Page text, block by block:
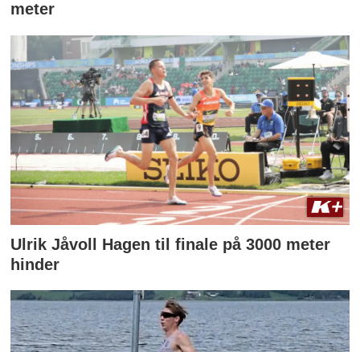
meter
Ulrik Jåvoll Hagen til finale på 3000 meter
hinder